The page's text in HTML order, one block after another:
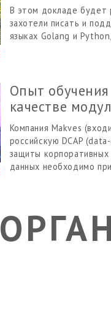
В этом докладе будет
захотели писать и
языках Golang и
Опыт
качестве
Компания Makves
российскую DCAP
защиты
данных необходимо